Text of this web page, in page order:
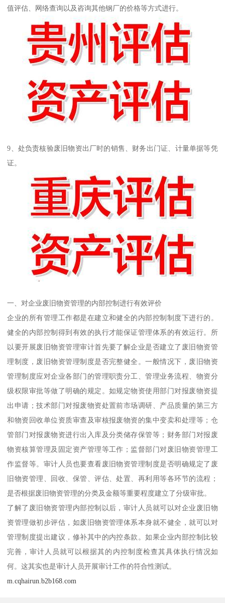
值评估、网络查询以及咨询其他钢厂的价格等方式进行。
9、处负责核验废旧物资出厂时的销售、财务出门证、计量单据等凭
证。
一、对企业废旧物资管理的内部控制进行有效评价
企业的所有管理工作都是在建立和健全的内部控制制度下进行的。
健全的内部控制得到有效的执行才能保证管理体系的有效运行。所
以要开展废旧物资管理审计首先要了解企业是否建立了废旧物资管
理制度，废旧物资管理制度是否完整健全。一般情况下，废旧物资
管理制度应对企业各部门的管理职责分工、管理业务流程、物资分
级权限审批等做了明确的规定。如规定物资使用部门对报废物资提
出申请；技术部门对报废物资处置前市场调研、产品质量的第三方
和物资回收单位资质审查及审核报废物资的集中变卖和处理等；仓
管部门对报废物资进行出入库及分类储存保管等；财务部门对报废
物资核算管理及固定资产管理等工作；监督部门对废旧物资管理工
作监督等。审计人员也要查看废旧物资管理制度是否明确规定了废
旧物资管理、回收、保管、评估、处置、再利用等各环节的流程；
是否根据废旧物资管理的分类及金额等重要程度建立了分级审批。
了解了废旧物资管理内部控制以后，审计人员就可以对企业废旧物
资管理做初步评估，如废旧物资管理体系本身就不健全，就可以对
管理制度提出建议，修补其中的内控条款。如果企业内部控制比较
完善，审计人员就可以根据其的内控制度检查其具体执行情况如
何。这其实也是审计人员开展审计工作的符合性测试。
m.cqhairun.b2b168.com